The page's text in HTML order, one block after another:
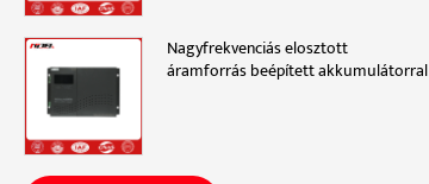
Nagyfrekvenciás elosztott
áramforrás beépített akkumulátorral